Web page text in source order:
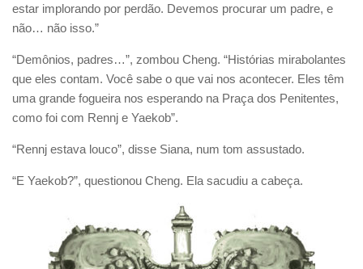
estar implorando por perdão. Devemos procurar um padre, e
não… não isso.”
“Demônios, padres…”, zombou Cheng. “Histórias mirabolantes
que eles contam. Você sabe o que vai nos acontecer. Eles têm
uma grande fogueira nos esperando na Praça dos Penitentes,
como foi com Rennj e Yaekob”.
“Rennj estava louco”, disse Siana, num tom assustado.
“E Yaekob?”, questionou Cheng. Ela sacudiu a cabeça.